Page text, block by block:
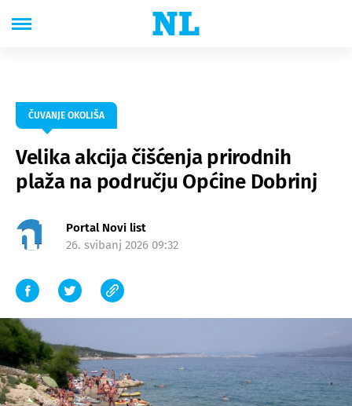
ČUVANJE OKOLIŠA
Velika akcija čišćenja prirodnih
plaža na području Općine Dobrinj
Portal Novi list
26. svibanj 2026 09:32